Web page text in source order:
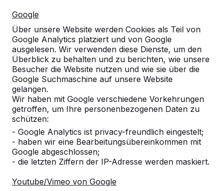
Google
Über unsere Website werden Cookies als Teil von
Google Analytics platziert und von Google
ausgelesen. Wir verwenden diese Dienste, um den
Überblick zu behalten und zu berichten, wie unsere
Besucher die Website nutzen und wie sie über die
Google Suchmaschine auf unsere Website
gelangen.
Wir haben mit Google verschiedene Vorkehrungen
getroffen, um Ihre personenbezogenen Daten zu
schützen:
- Google Analytics ist privacy-freundlich eingestelt;
- haben wir eine Bearbeitungsübereinkommen mit
Google abgeschlossen;
- die letzten Ziffern der IP-Adresse werden maskiert.
Youtube/Vimeo von Google
€ 2.350,00
2. Produkt und folgende für€ 2.150,00per Stück,
8%sparen!
Farbe
Anzahl
Zur Bestellung hinzufügen